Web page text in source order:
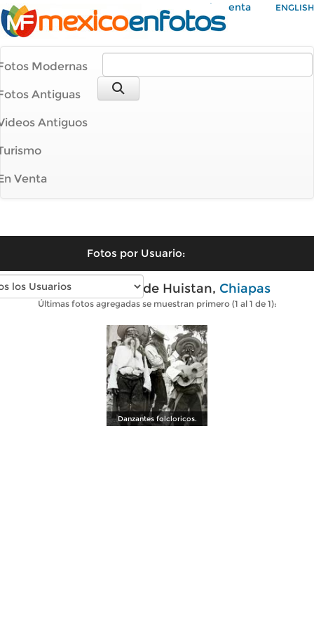
Mi Cuenta ENGLISH
Modernas
Antiguas
Antiguos
Venta
Fotos por Usuario:
Fotos antiguas de Huistan, Chiapas
Últimas fotos agregadas se muestran primero (1 al 1 de 1):
Danzantes folcloricos.